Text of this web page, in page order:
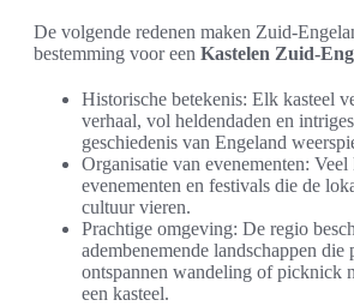
De volgende redenen maken Zuid-
bestemming voor een Kastelen Zuid-
Historische betekenis: Elk kasteel
verhaal, vol heldendaden en
geschiedenis van Engeland
Organisatie van evenementen: Veel
evenementen en festivals die de
cultuur vieren.
Prachtige omgeving: De regio
adembenemende landschappen
ontspannen wandeling of picknick
een kasteel.